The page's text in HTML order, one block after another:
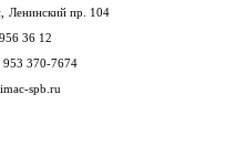
Ленинский пр. 104
36 12
953 370-7674
spb.ru